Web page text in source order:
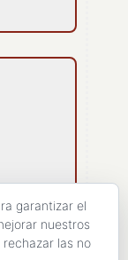
garantizar el
nuestros
las no